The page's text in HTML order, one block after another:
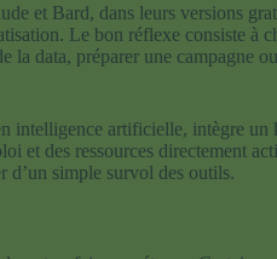
et Bard, dans leurs versions
Le bon réflexe consiste à
data, préparer une campagne
intelligence artificielle, intègre
et des ressources directement
d’un simple survol des outils.